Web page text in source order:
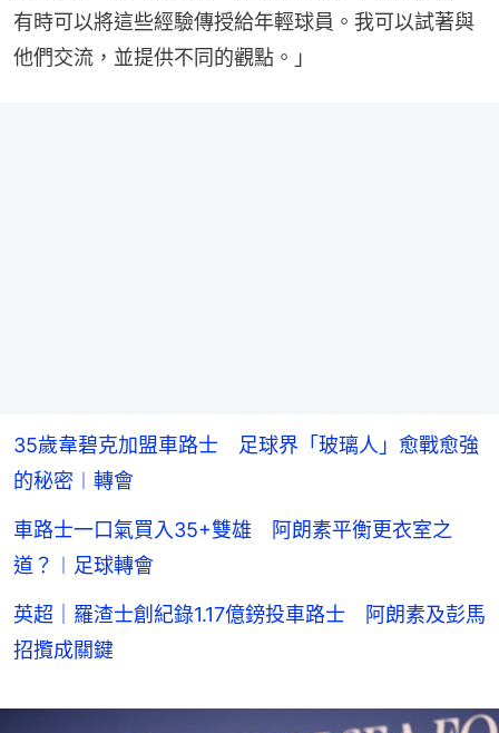
有時可以將這些經驗傳授給年輕球員。我可以試著與
他們交流，並提供不同的觀點。」
35歲韋碧克加盟車路士 足球界「玻璃人」愈戰愈強
的秘密︱轉會
車路士一口氣買入35+雙雄 阿朗素平衡更衣室之
道？︱足球轉會
英超｜羅渣士創紀錄1.17億鎊投車路士 阿朗素及彭馬
招攬成關鍵